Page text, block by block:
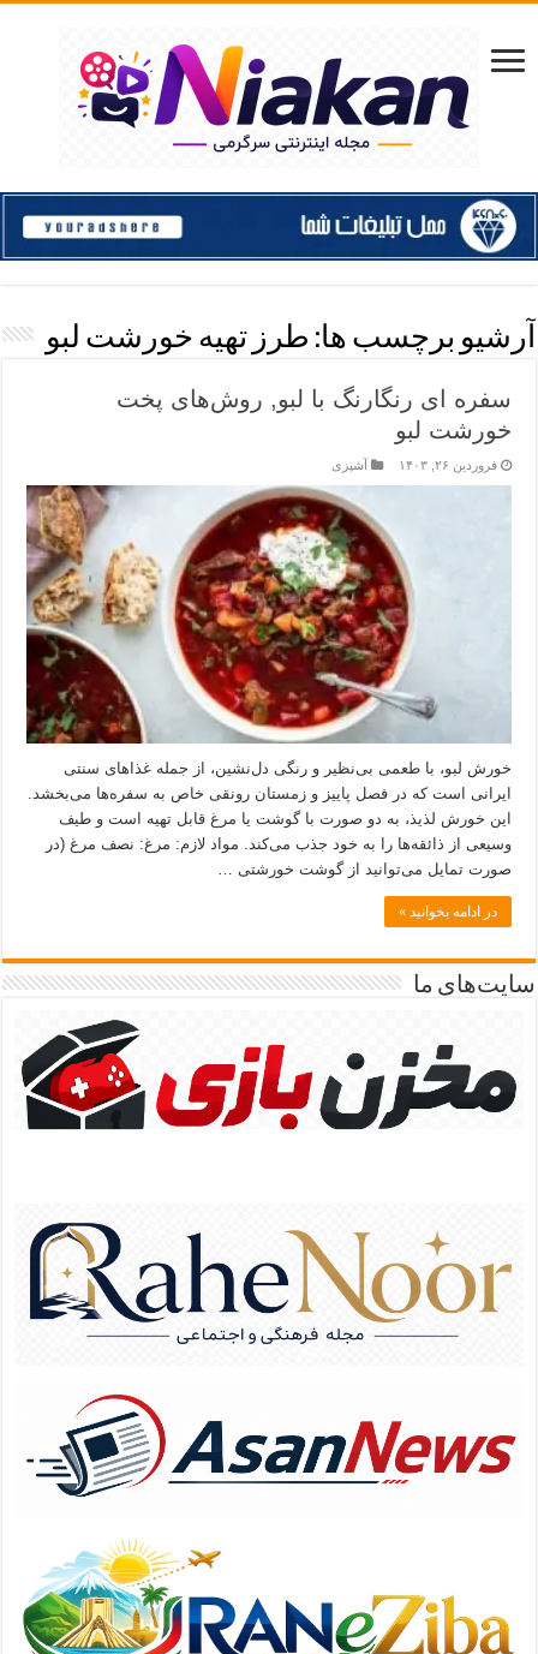
آرشیو برچسب ها: طرز تهیه خورشت لبو
سفره ای رنگارنگ با لبو, روش‌های پخت
خورشت لبو
فروردین ۲۶, ۱۴۰۳ آشپزی
خورش لبو، با طعمی بی‌نظیر و رنگی دل‌نشین، از جمله غذاهای سنتی
ایرانی است که در فصل پاییز و زمستان رونقی خاص به سفره‌ها می‌بخشد.
این خورش لذیذ، به دو صورت با گوشت یا مرغ قابل تهیه است و طیف
وسیعی از ذائقه‌ها را به خود جذب می‌کند. مواد لازم: مرغ: نصف مرغ (در
صورت تمایل می‌توانید از گوشت خورشتی …
در ادامه بخوانید »
سایت‌های ما